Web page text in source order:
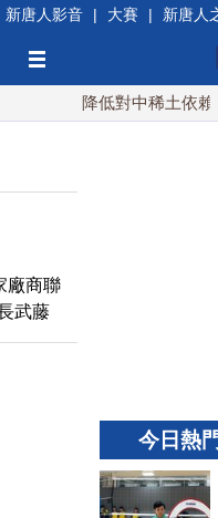
新唐人影音 | 大賽 | 新唐人
降低對中稀土依賴 川
廠商聯
武藤
運輸的
旅遊。
今日熱門